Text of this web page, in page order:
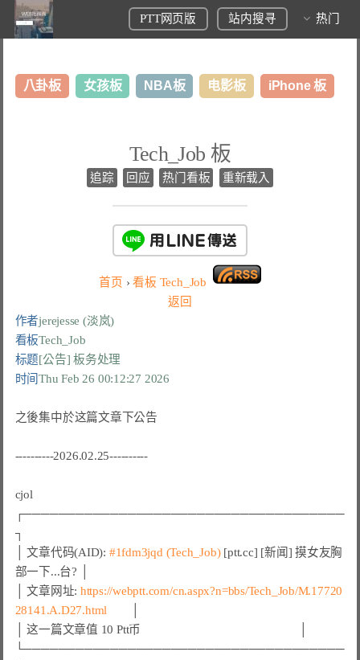
PTT网页版 站内搜寻 热门
八卦板 女孩板 NBA板 电影板 iPhone 板
Tech_Job 板
追踪 回应 热门看板 重新载入
首页 › 看板 Tech_Job
返回
作者jerejesse (淡岚)
看板Tech_Job
标题[公告] 板务处理
时间Thu Feb 26 00:12:27 2026
之後集中於这篇文章下公告
----------2026.02.25----------
cjol
┌─────────────────────────────────────
┐
│ 文章代码(AID): #1fdm3jqd (Tech_Job) [ptt.cc] [新闻] 摸女友胸
部一下...台? │
│ 文章网址: https://webptt.com/cn.aspx?n=bbs/Tech_Job/M.17720
28141.A.D27.html
│ 这一篇文章值 10 Ptt币                                                    │
└─────────────────────────────────────